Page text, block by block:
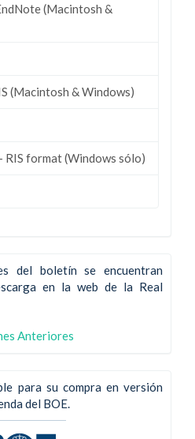
(Macintosh &
(Macintosh & Windows)
RIS format (Windows sólo)
del boletín se encuentran
en la web de la Real
Anteriores
para su compra en versión
del BOE.